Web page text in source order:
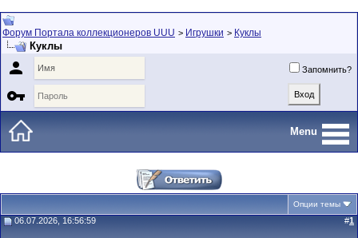
Форум Портала коллекционеров UUU > Игрушки > Куклы
Куклы
 Запомнить?

Menu
Опции темы
06.07.2026, 16:56:59 #1